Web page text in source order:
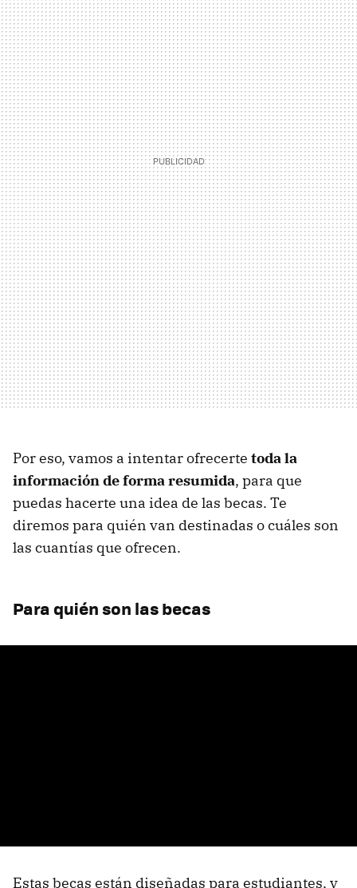
Por eso, vamos a intentar ofrecerte toda la
información de forma resumida, para que
puedas hacerte una idea de las becas. Te
diremos para quién van destinadas o cuáles son
las cuantías que ofrecen.
Para quién son las becas
Estas becas están diseñadas para estudiantes, y